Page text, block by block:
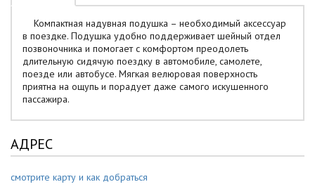
Компактная надувная подушка – необходимый аксессуар
в поездке. Подушка удобно поддерживает шейный отдел
позвоночника и помогает с комфортом преодолеть
длительную сидячую поездку в автомобиле, самолете,
поезде или автобусе. Мягкая велюровая поверхность
приятна на ощупь и порадует даже самого искушенного
пассажира.
АДРЕС
смотрите карту и как добраться